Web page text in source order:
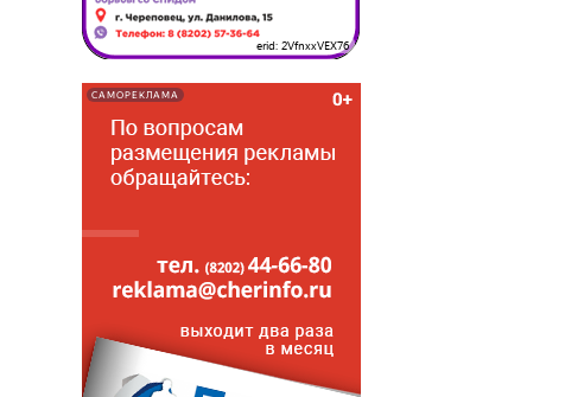
erid: 2VfnxxVEX76
САМОРЕКЛАМА